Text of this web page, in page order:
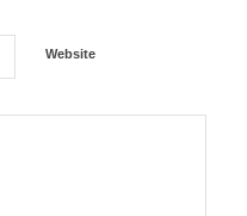
Website